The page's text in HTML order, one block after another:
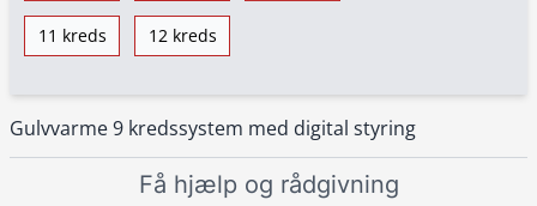
Gulvvarme 9 kredssystem med digital styring
11 kreds 12 kreds
Få hjælp og rådgivning